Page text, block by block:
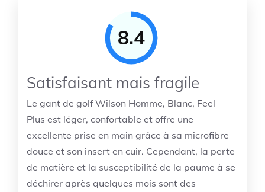
8.4
Satisfaisant mais fragile
Le gant de golf Wilson Homme, Blanc, Feel
Plus est léger, confortable et offre une
excellente prise en main grâce à sa microfibre
douce et son insert en cuir. Cependant, la perte
de matière et la susceptibilité de la paume à se
déchirer après quelques mois sont des